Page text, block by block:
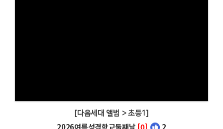
[다음세대 앨범 > 초등1]